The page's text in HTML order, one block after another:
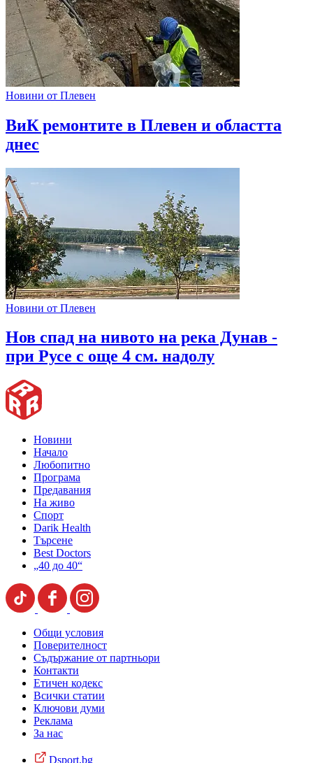
Новини от Плевен
ВиК ремонтите в Плевен и областта
днес
Новини от Плевен
Нов спад на нивото на река Дунав -
при Русе с още 4 см. надолу
Новини
Начало
Любопитно
Програма
Предавания
На живо
Спорт
Darik Health
Търсене
Best Doctors
„40 до 40“
Общи условия
Поверителност
Съдържание от партньори
Контакти
Етичен кодекс
Всички статии
Ключови думи
Реклама
За нас
Dsport.bg